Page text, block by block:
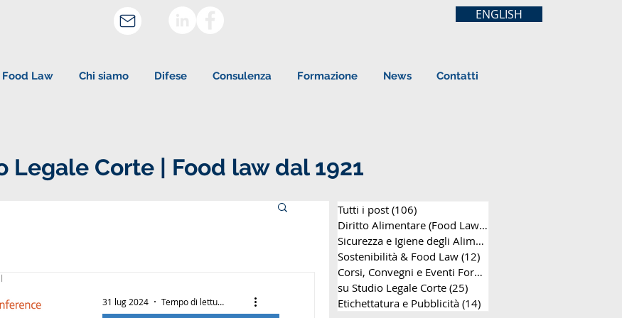
ENGLISH
Food Law Chi siamo Difese Consulenza Formazione News Contatti
Legale Corte | Food law dal 1921
31 lug 2024 Tempo di lettura: 2 min
Tutti i post (106)
Diritto Alimentare (Food Law)(63)
Sicurezza e Igiene degli Alimenti
Sostenibilità & Food Law (12)
Corsi, Convegni e Eventi Formativi
su Studio Legale Corte (25)
Etichettatura e Pubblicità (14)